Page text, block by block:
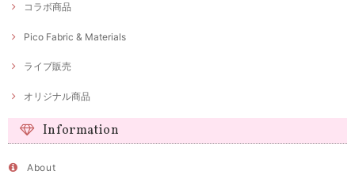
コラボ商品
Pico Fabric & Materials
ライブ販売
オリジナル商品
Information
About